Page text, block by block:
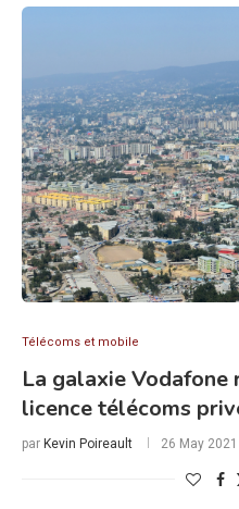
Télécoms et mobile
La galaxie
licence télécoms
par Kevin Poireault 26 May 2021